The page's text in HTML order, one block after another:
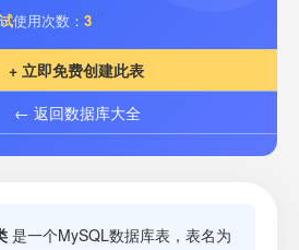
使用次数： 3
+ 立即免费创建此表
← 返回数据库大全
是一个MySQL数据库表，表名为